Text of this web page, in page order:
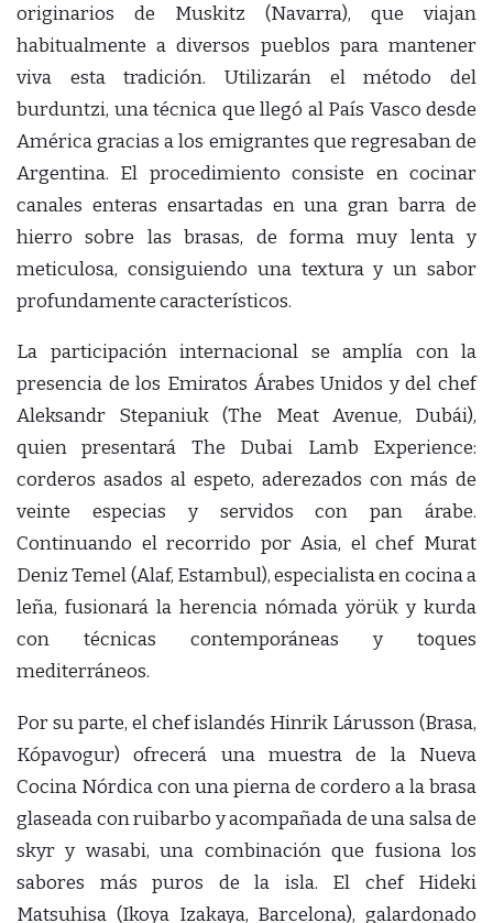
originarios de Muskitz (Navarra), que viajan
habitualmente a diversos pueblos para mantener
viva esta tradición. Utilizarán el método del
burduntzi, una técnica que llegó al País Vasco desde
América gracias a los emigrantes que regresaban de
Argentina. El procedimiento consiste en cocinar
canales enteras ensartadas en una gran barra de
hierro sobre las brasas, de forma muy lenta y
meticulosa, consiguiendo una textura y un sabor
profundamente característicos.
La participación internacional se amplía con la
presencia de los Emiratos Árabes Unidos y del chef
Aleksandr Stepaniuk (The Meat Avenue, Dubái),
quien presentará The Dubai Lamb Experience:
corderos asados al espeto, aderezados con más de
veinte especias y servidos con pan árabe.
Continuando el recorrido por Asia, el chef Murat
Deniz Temel (Alaf, Estambul), especialista en cocina a
leña, fusionará la herencia nómada yörük y kurda
con técnicas contemporáneas y toques
mediterráneos.
Por su parte, el chef islandés Hinrik Lárusson (Brasa,
Kópavogur) ofrecerá una muestra de la Nueva
Cocina Nórdica con una pierna de cordero a la brasa
glaseada con ruibarbo y acompañada de una salsa de
skyr y wasabi, una combinación que fusiona los
sabores más puros de la isla. El chef Hideki
Matsuhisa (Ikoya Izakaya, Barcelona), galardonado